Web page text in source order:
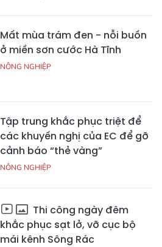
Mất mùa trám đen - nỗi buồn
ở miền sơn cước Hà Tĩnh
NÔNG NGHIỆP
Tập trung khắc phục triệt để
các khuyến nghị của EC để gỡ
cảnh báo “thẻ vàng”
NÔNG NGHIỆP
Thi công ngày đêm
khắc phục sạt lở, vỡ cục bộ
mái kênh Sông Rác